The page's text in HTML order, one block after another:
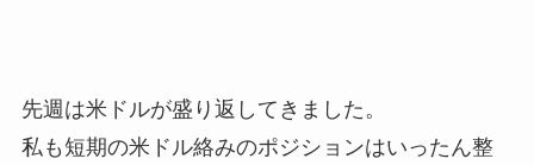
先週は米ドルが盛り返してきました。
私も短期の米ドル絡みのポジションはいったん整